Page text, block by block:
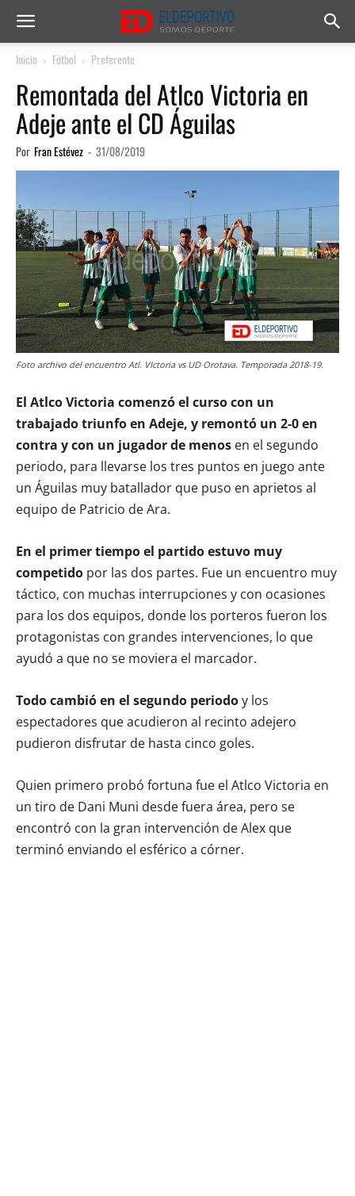
Inicio Fútbol Preferente
Remontada del Atlco Victoria en
Adeje ante el CD Águilas
Por Fran Estévez - 31/08/2019
Foto archivo del encuentro Atl. VIctoria vs UD Orotava. Temporada 2018-19.
El Atlco Victoria comenzó el curso con un
trabajado triunfo en Adeje, y remontó un 2-0 en
contra y con un jugador de menos en el segundo
periodo, para llevarse los tres puntos en juego ante
un Águilas muy batallador que puso en aprietos al
equipo de Patricio de Ara.
En el primer tiempo el partido estuvo muy
competido por las dos partes. Fue un encuentro muy
táctico, con muchas interrupciones y con ocasiones
para los dos equipos, donde los porteros fueron los
protagonistas con grandes intervenciones, lo que
ayudó a que no se moviera el marcador.
Todo cambió en el segundo periodoy los
espectadores que acudieron al recinto adejero
pudieron disfrutar de hasta cinco goles.
Quien primero probó fortuna fue el Atlco Victoria en
un tiro de Dani Muni desde fuera área, pero se
encontró con la gran intervención de Alex que
terminó enviando el esférico a córner.